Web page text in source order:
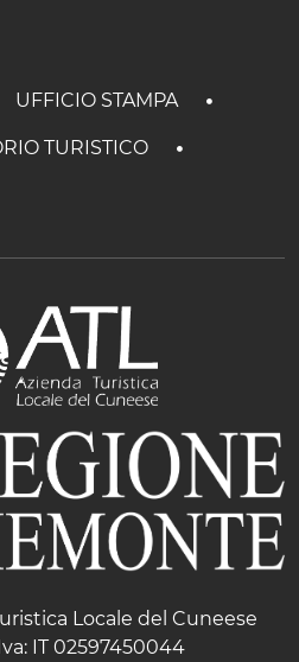
UFFICIO STAMPA
TURISTICO
Locale del Cuneese
IT 02597450044